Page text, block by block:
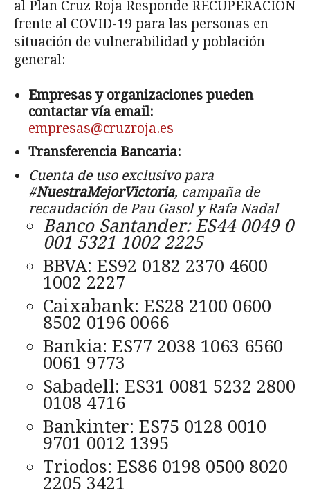
al Plan Cruz Roja Responde RECUPERACIÓN
frente al COVID-19 para las personas en
situación de vulnerabilidad y población
general:
Empresas y organizaciones pueden
contactar vía email:
empresas@cruzroja.es
Transferencia Bancaria:
Cuenta de uso exclusivo para
#NuestraMejorVictoria, campaña de
recaudación de Pau Gasol y Rafa Nadal
Banco Santander: ES44 0049 0
001 5321 1002 2225
BBVA: ES92 0182 2370 4600
1002 2227
Caixabank: ES28 2100 0600
8502 0196 0066
Bankia: ES77 2038 1063 6560
0061 9773
Sabadell: ES31 0081 5232 2800
0108 4716
Bankinter: ES75 0128 0010
9701 0012 1395
Triodos: ES86 0198 0500 8020
2205 3421